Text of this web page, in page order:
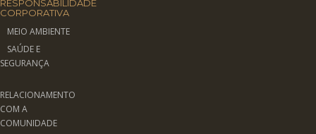
RESPONSABILIDADE
CORPORATIVA
MEIO AMBIENTE
SAÚDE E
SEGURANÇA
RELACIONAMENTO
COM A
COMUNIDADE